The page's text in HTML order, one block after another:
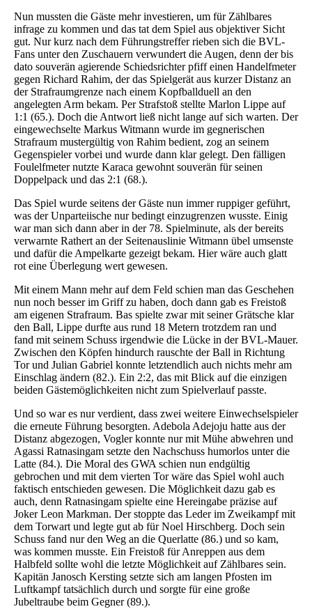
Nun mussten die Gäste mehr investieren, um für Zählbares
infrage zu kommen und das tat dem Spiel aus objektiver Sicht
gut. Nur kurz nach dem Führungstreffer rieben sich die BVL-
Fans unter den Zuschauern verwundert die Augen, denn der bis
dato souverän agierende Schiedsrichter pfiff einen Handelfmeter
gegen Richard Rahim, der das Spielgerät aus kurzer Distanz an
der Strafraumgrenze nach einem Kopfballduell an den
angelegten Arm bekam. Per Strafstoß stellte Marlon Lippe auf
1:1 (65.). Doch die Antwort ließ nicht lange auf sich warten. Der
eingewechselte Markus Witmann wurde im gegnerischen
Strafraum mustergültig von Rahim bedient, zog an seinem
Gegenspieler vorbei und wurde dann klar gelegt. Den fälligen
Foulelfmeter nutzte Karaca gewohnt souverän für seinen
Doppelpack und das 2:1 (68.).
Das Spiel wurde seitens der Gäste nun immer ruppiger geführt,
was der Unparteiische nur bedingt einzugrenzen wusste. Einig
war man sich dann aber in der 78. Spielminute, als der bereits
verwarnte Rathert an der Seitenauslinie Witmann übel umsenste
und dafür die Ampelkarte gezeigt bekam. Hier wäre auch glatt
rot eine Überlegung wert gewesen.
Mit einem Mann mehr auf dem Feld schien man das Geschehen
nun noch besser im Griff zu haben, doch dann gab es Freistoß
am eigenen Strafraum. Bas spielte zwar mit seiner Grätsche klar
den Ball, Lippe durfte aus rund 18 Metern trotzdem ran und
fand mit seinem Schuss irgendwie die Lücke in der BVL-Mauer.
Zwischen den Köpfen hindurch rauschte der Ball in Richtung
Tor und Julian Gabriel konnte letztendlich auch nichts mehr am
Einschlag ändern (82.). Ein 2:2, das mit Blick auf die einzigen
beiden Gästemöglichkeiten nicht zum Spielverlauf passte.
Und so war es nur verdient, dass zwei weitere Einwechselspieler
die erneute Führung besorgten. Adebola Adejoju hatte aus der
Distanz abgezogen, Vogler konnte nur mit Mühe abwehren und
Agassi Ratnasingam setzte den Nachschuss humorlos unter die
Latte (84.). Die Moral des GWA schien nun endgültig
gebrochen und mit dem vierten Tor wäre das Spiel wohl auch
faktisch entschieden gewesen. Die Möglichkeit dazu gab es
auch, denn Ratnasingam spielte eine Hereingabe präzise auf
Joker Leon Markman. Der stoppte das Leder im Zweikampf mit
dem Torwart und legte gut ab für Noel Hirschberg. Doch sein
Schuss fand nur den Weg an die Querlatte (86.) und so kam,
was kommen musste. Ein Freistoß für Anreppen aus dem
Halbfeld sollte wohl die letzte Möglichkeit auf Zählbares sein.
Kapitän Janosch Kersting setzte sich am langen Pfosten im
Luftkampf tatsächlich durch und sorgte für eine große
Jubeltraube beim Gegner (89.).